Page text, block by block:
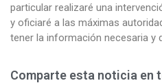
particular realizaré una
y oficiaré a las máximas
tener la información necesaria y
Comparte esta noticia en